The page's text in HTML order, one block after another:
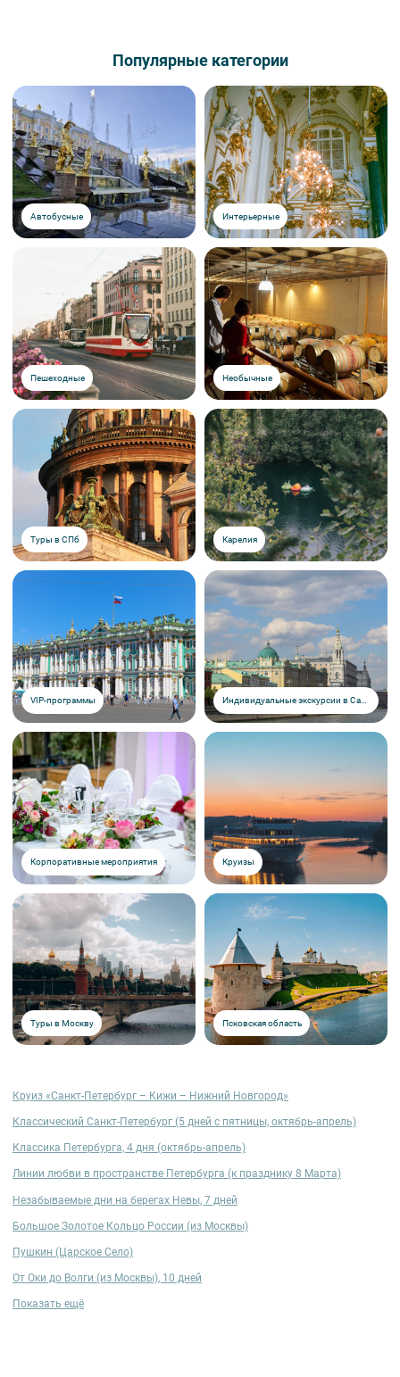
Популярные категории
Автобусные Интерьерные
Пешеходные Необычные
Туры в СПб Карелия
VIP-программы Индивидуальные экскурсии в Санкт-Петербурге
Корпоративные мероприятия Круизы
Туры в Москву Псковская область
Круиз «‎Санкт-Петербург – Кижи – Нижний Новгород»
Классический Санкт-Петербург (5 дней с пятницы, октябрь-апрель)
Классика Петербурга, 4 дня (октябрь-апрель)
Линии любви в пространстве Петербурга (к празднику 8 Марта)
Незабываемые дни на берегах Невы, 7 дней
Большое Золотое Кольцо России (из Москвы)
Пушкин (Царское Село)
От Оки до Волги (из Москвы), 10 дней
Показать ещё